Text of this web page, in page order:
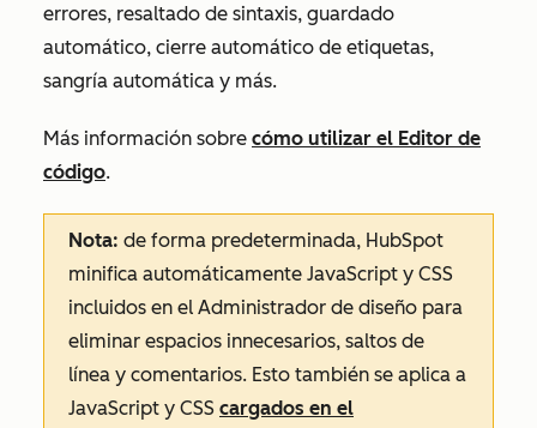
errores, resaltado de sintaxis, guardado
automático, cierre automático de etiquetas,
sangría automática y más.
Más información sobre cómo utilizar el Editor de
código.
Nota: de forma predeterminada, HubSpot
minifica automáticamente JavaScript y CSS
incluidos en el Administrador de diseño para
eliminar espacios innecesarios, saltos de
línea y comentarios. Esto también se aplica a
JavaScript y CSS cargados en el